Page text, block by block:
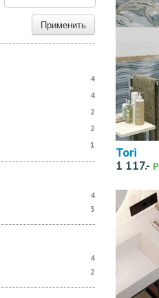
Применить
4
4
2
2
1
4
3
4
2
Tori
1 117.-